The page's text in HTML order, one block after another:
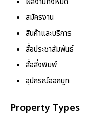
สมัครงาน
สินค้าและบริการ
สื่อประชาสัมพันธ์
สื่อสิ่งพิมพ์
อุปกรณ์ออกบูท
Property Types